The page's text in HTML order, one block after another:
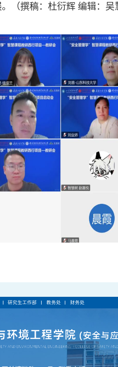
（撰稿：杜衍辉 编辑：吴
研究生工作部 教务处 财务处